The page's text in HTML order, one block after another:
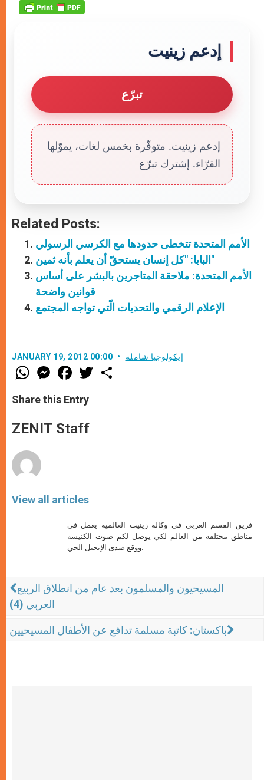
إدعم زينيت
تبرّع
إدعم زينيت. متوفّرة بخمس لغات، يموّلها
القرّاء. إشترك تبرّع
Related Posts:
الأمم المتحدة تتخطى حدودها مع الكرسي الرسولي
البابا: "كل إنسان يستحقّ أن يعلم بأنه ثمين"
الأمم المتحدة: ملاحقة المتاجرين بالبشر على أساس
قوانين واضحة
الإعلام الرقمي والتحديات الّتي تواجه المجتمع
JANUARY 19, 2012 00:00 إيكولوجيا شاملة
W
h
t
s
p
p
M
e
s
e
g
e
F
a
e
b
o
k
w
Share this Entry
ZENIT Staff
View all articles
فريق القسم العربي في وكالة زينيت العالمية يعمل في
مناطق مختلفة من العالم لكي يوصل لكم صوت الكنيسة
ووقع صدى الإنجيل الحي.
المسيحيون والمسلمون بعد عام من انطلاق الربيع
العربي (4)
باكستان: كاتبة مسلمة تدافع عن الأطفال المسيحيين